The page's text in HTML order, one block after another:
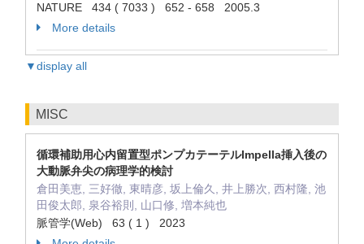
NATURE 434 ( 7033 ) 652 - 658 2005.3
More details
▼display all
MISC
循環補助用心内留置型ポンプカテーテルImpella挿入後の
大動脈弁尖の病理学的検討
倉田美恵, 三好徹, 東晴彦, 坂上倫久, 井上勝次, 西村隆, 池
田俊太郎, 泉谷裕則, 山口修, 増本純也
脈管学(Web) 63 ( 1 ) 2023